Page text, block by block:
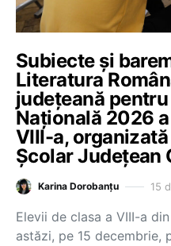
Subiecte și
Literatura
județeană
Națională 2026
VIII-a,
Școlar Județean
Karina Dorobanțu 15
Elevii de clasa a VIII-a
astăzi, pe 15 decembrie,